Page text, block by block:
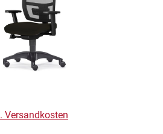
Versandkosten